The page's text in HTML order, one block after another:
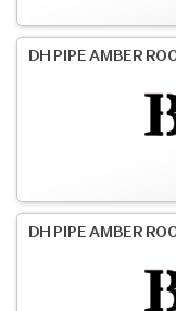
DH PIPE AMBER
DH PIPE AMBER